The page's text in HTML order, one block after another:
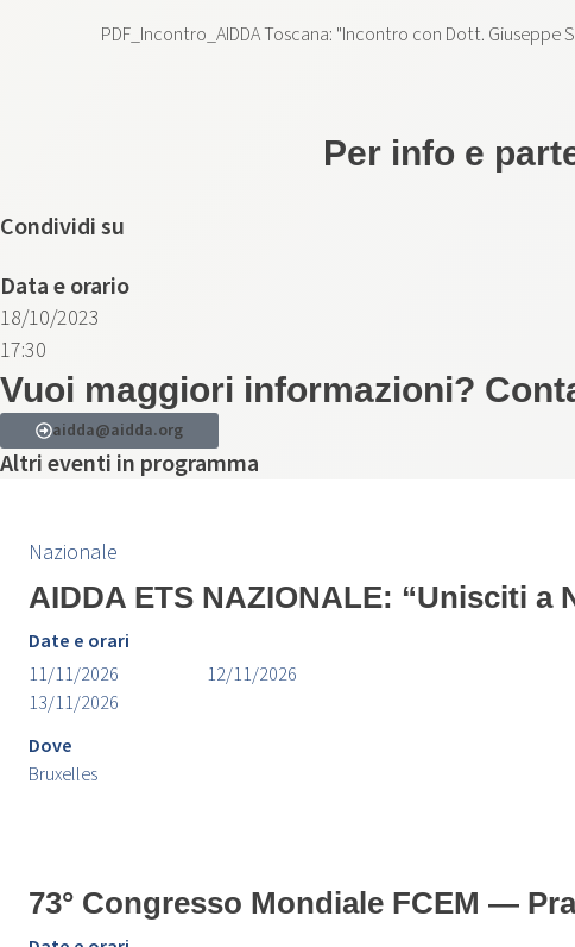
PDF_Incontro_AIDDA Toscana: "Incontro con Dott. Giuseppe
Per info e
Condividi su
Data e orario
18/10/2023
17:30
Vuoi maggiori informazioni?
aidda@aidda.org
Altri eventi in programma
Nazionale
AIDDA ETS NAZIONALE: “Unisciti a
Date e orari
11/11/2026
12/11/2026
13/11/2026
Dove
Bruxelles
73° Congresso Mondiale FCEM —